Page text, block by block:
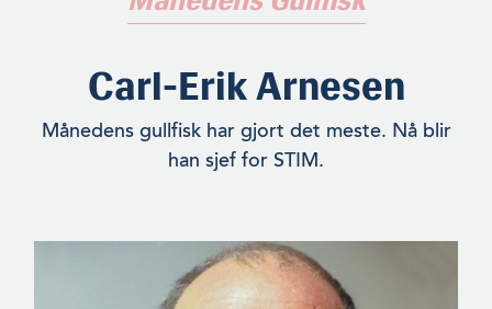
Carl-Erik Arnesen
Månedens gullfisk har gjort det meste. Nå blir
han sjef for STIM.